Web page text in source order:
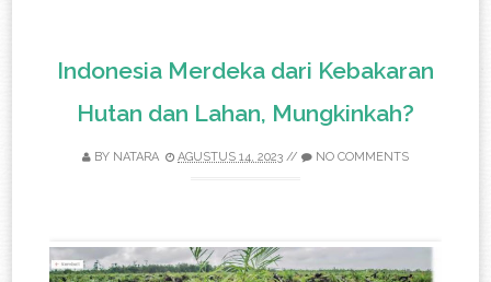
Indonesia Merdeka dari Kebakaran
Hutan dan Lahan, Mungkinkah?
BY NATARA AGUSTUS 14, 2023 // NO COMMENTS